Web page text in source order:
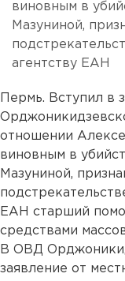
виновным в
Мазуниной,
агентству ЕАН
Пермь. Вступил в
отношении
виновным в
Мазуниной,
ЕАН старший
средствами
В ОВД
заявление от